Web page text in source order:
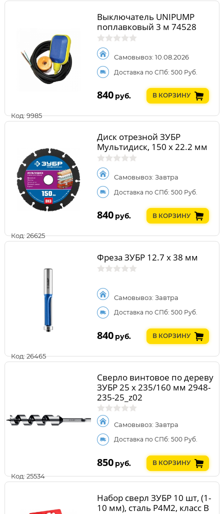
Код: 9985
Выключатель UNIPUMP
поплавковый 3 м 74528
Самовывоз: 10.08.2026
Доставка по СПб: 500 Руб.
840 руб. В КОРЗИНУ
Код: 26625
Диск отрезной ЗУБР
Мультидиск, 150 х 22.2 мм
Самовывоз: Завтра
Доставка по СПб: 500 Руб.
840 руб. В КОРЗИНУ
Код: 26465
Фреза ЗУБР 12.7 x 38 мм
Самовывоз: Завтра
Доставка по СПб: 500 Руб.
840 руб. В КОРЗИНУ
Код: 25534
Сверло винтовое по дереву
ЗУБР 25 x 235/160 мм 2948-
235-25_z02
Самовывоз: Завтра
Доставка по СПб: 500 Руб.
850 руб. В КОРЗИНУ
Набор сверл ЗУБР 10 шт, (1-
10 мм), сталь Р4М2, класс В